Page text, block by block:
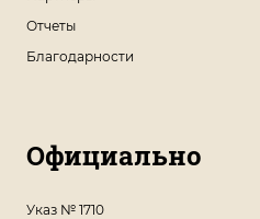
Отчеты
Благодарности
Официально
Указ № 1710